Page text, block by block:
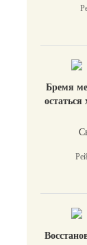
Бремя